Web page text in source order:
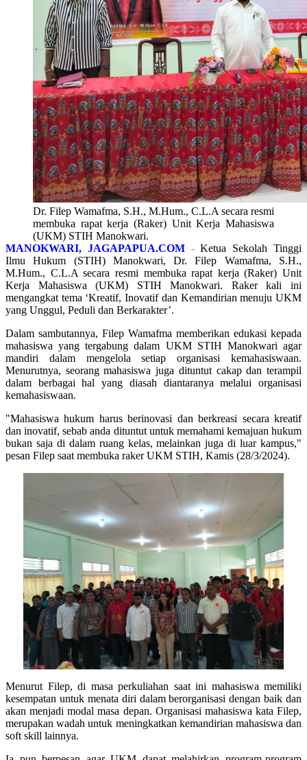
Dr. Filep Wamafma, S.H., M.Hum., C.L.A secara resmi
membuka rapat kerja (Raker) Unit Kerja Mahasiswa
(UKM) STIH Manokwari.
MANOKWARI, JAGAPAPUA.COM-Ketua Sekolah Tinggi
Ilmu Hukum (STIH) Manokwari, Dr. Filep Wamafma, S.H.,
M.Hum., C.L.A secara resmi membuka rapat kerja (Raker) Unit
Kerja Mahasiswa (UKM) STIH Manokwari. Raker kali ini
mengangkat tema ‘Kreatif, Inovatif dan Kemandirian menuju UKM
yang Unggul, Peduli dan Berkarakter’.
Dalam sambutannya, Filep Wamafma memberikan edukasi kepada
mahasiswa yang tergabung dalam UKM STIH Manokwari agar
mandiri dalam mengelola setiap organisasi kemahasiswaan.
Menurutnya, seorang mahasiswa juga dituntut cakap dan terampil
dalam berbagai hal yang diasah diantaranya melalui organisasi
kemahasiswaan.
"Mahasiswa hukum harus berinovasi dan berkreasi secara kreatif
dan inovatif, sebab anda dituntut untuk memahami kemajuan hukum
bukan saja di dalam ruang kelas, melainkan juga di luar kampus,"
pesan Filep saat membuka raker UKM STIH, Kamis (28/3/2024).
Menurut Filep, di masa perkuliahan saat ini mahasiswa memiliki
kesempatan untuk menata diri dalam berorganisasi dengan baik dan
akan menjadi modal masa depan. Organisasi mahasiswa kata Filep,
merupakan wadah untuk meningkatkan kemandirian mahasiswa dan
soft skill lainnya.